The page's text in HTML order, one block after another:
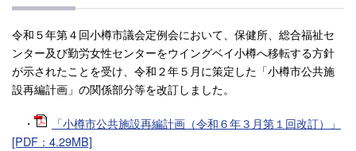
令和５年第４回小樽市議会定例会において、保健所、総合福祉セ
ンター及び勤労女性センターをウイングベイ小樽へ移転する方針
が示されたことを受け、令和２年５月に策定した「小樽市公共施
設再編計画」の関係部分等を改訂しました。
・
「小樽市公共施設再編計画（令和６年３月第１回改訂）」
[PDF：4.29MB]